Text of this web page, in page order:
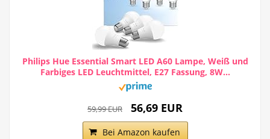
Philips Hue Essential Smart LED A60 Lampe, Weiß und
Farbiges LED Leuchtmittel, E27 Fassung, 8W...
59,99 EUR 56,69 EUR
Bei Amazon kaufen